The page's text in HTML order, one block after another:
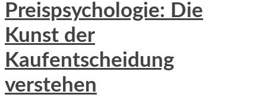
Preispsychologie: Die
Kunst der
Kaufentscheidung
verstehen